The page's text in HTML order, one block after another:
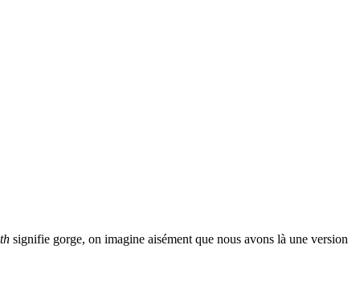
signifie gorge, on imagine aisément que nous avons là une version